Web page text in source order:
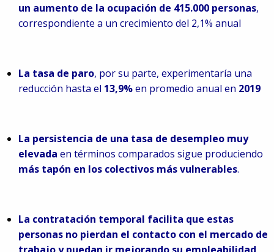
un aumento de la ocupación de 415.000 personas,
correspondiente a un crecimiento del 2,1% anual
La tasa de paro, por su parte, experimentaría una
reducción hasta el 13,9%en promedio anual en 2019
La persistencia de una tasa de desempleo muy
elevada en términos comparados sigue produciendo
más tapón en los colectivos más vulnerables.
La contratación temporal facilita que estas
personas no pierdan el contacto con el mercado de